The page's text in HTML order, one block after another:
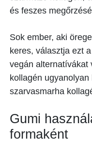
és feszes
Sok ember, aki
keres, választja ezt
vegán alternatívákat
kollagén ugyanolyan
szarvasmarha
Gumi
formaként